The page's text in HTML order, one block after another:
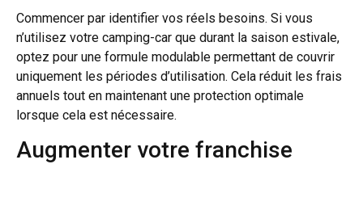
Commencer par identifier vos réels besoins. Si vous
n’utilisez votre camping-car que durant la saison estivale,
optez pour une formule modulable permettant de couvrir
uniquement les périodes d’utilisation. Cela réduit les frais
annuels tout en maintenant une protection optimale
lorsque cela est nécessaire.
Augmenter votre franchise